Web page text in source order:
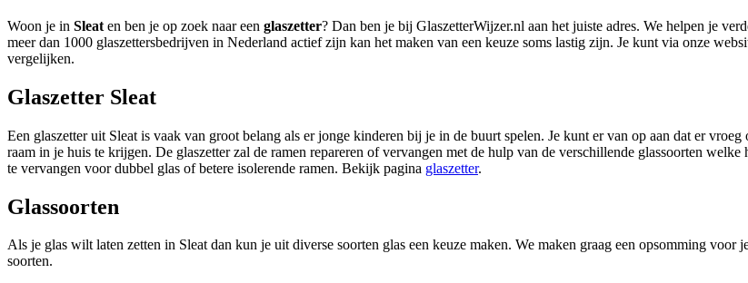
Woon je in Sleat en ben je op zoek naar een glaszetter? Dan ben je bij GlaszetterWijzer.nl aan het juiste adres. We helpen je
meer dan 1000 glaszettersbedrijven in Nederland actief zijn kan het maken van een keuze soms lastig zijn. Je kunt via onze
vergelijken.
Glaszetter Sleat
Een glaszetter uit Sleat is vaak van groot belang als er jonge kinderen bij je in de buurt spelen. Je kunt er van op aan dat er
raam in je huis te krijgen. De glaszetter zal de ramen repareren of vervangen met de hulp van de verschillende glassoorten
te vervangen voor dubbel glas of betere isolerende ramen. Bekijk pagina glaszetter.
Glassoorten
Als je glas wilt laten zetten in Sleat dan kun je uit diverse soorten glas een keuze maken. We maken graag een opsomming
soorten.